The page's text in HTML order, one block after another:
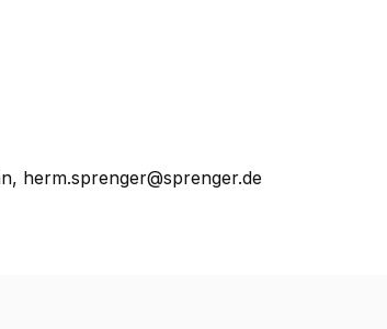
herm.sprenger@sprenger.de